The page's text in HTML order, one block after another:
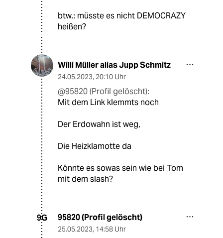
btw.: müsste es nicht DEMOCRAZY
heißen?
Willi Müller alias Jupp Schmitz
24.05.2023, 20:10 Uhr
@95820 (Profil gelöscht):
Mit dem Link klemmts noch
Der Erdowahn ist weg,
Die Heizklamotte da
Könnte es sowas sein wie bei Tom
mit dem slash?
9G 95820 (Profil gelöscht)
25.05.2023, 14:58 Uhr